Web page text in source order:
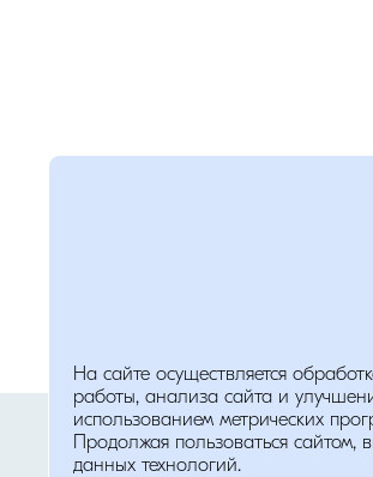
На сайте осуществляется
работы, анализа сайта и
использованием метрических
Продолжая пользоваться сайтом,
данных технологий.
Помощь
Политика